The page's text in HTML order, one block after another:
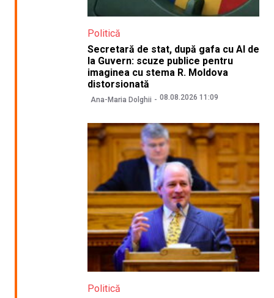
Politică
Secretară de stat, după gafa cu AI de
la Guvern: scuze publice pentru
imaginea cu stema R. Moldova
distorsionată
Ana-Maria Dolghii 08.08.2026 11:09
Politică